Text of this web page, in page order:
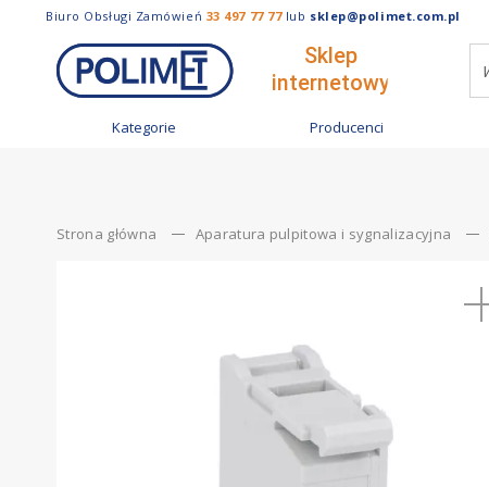
Biuro Obsługi Zamówień 33 497 77 77lub sklep@polimet.com.pl
Kategorie Producenci
Strona główna Aparatura pulpitowa i sygnalizacyjna